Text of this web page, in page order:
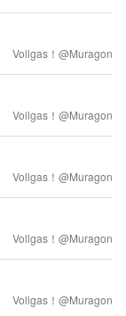
Vollgas！@Muragon
Vollgas！@Muragon
Vollgas！@Muragon
Vollgas！@Muragon
Vollgas！@Muragon